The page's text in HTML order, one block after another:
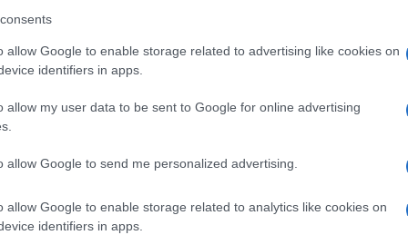
allow Google to enable storage related to advertising like cookies on
identifiers in apps.
allow my user data to be sent to Google for online advertising
allow Google to send me personalized advertising.
allow Google to enable storage related to analytics like cookies on
identifiers in apps.
nella vita di ogni bambino e delle sue
con delicatezza e profondità, 𝐥𝐞 𝐞𝐦𝐨𝐳𝐢𝐨𝐧𝐢,
questo 𝐢𝐦𝐩𝐨𝐫𝐭𝐚𝐧𝐭𝐞 passo verso
in modo 𝐬𝐞𝐫𝐞𝐧𝐨. .
e 𝐝’𝐞𝐜𝐜𝐞𝐥𝐥𝐞𝐧𝐳𝐚